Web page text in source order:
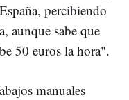
percibiendo
aunque sabe que
50 euros la hora".
manuales